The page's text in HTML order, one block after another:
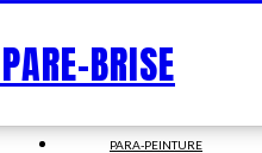
BRISE
PARA-PEINTURE